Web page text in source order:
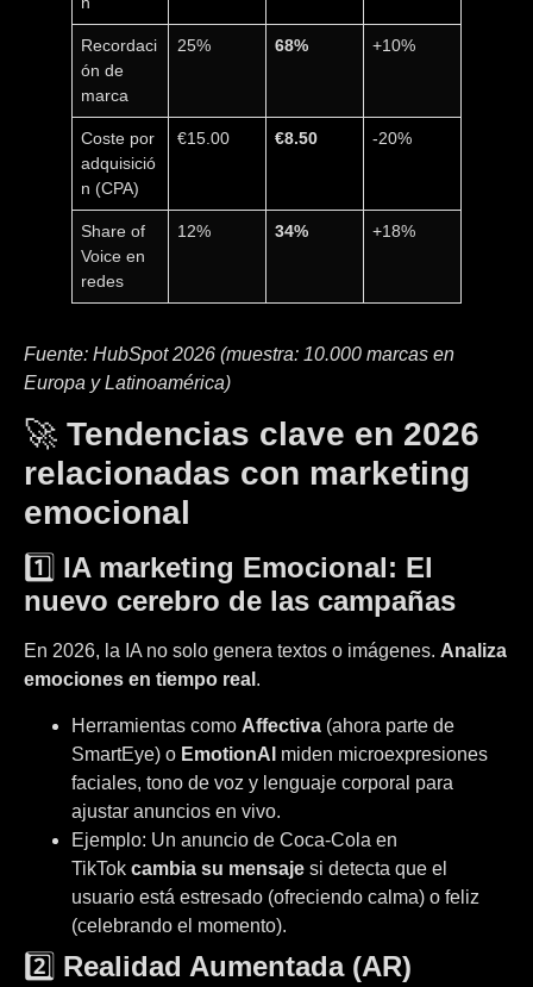
Recordaci
ón de
marca
25% 68% +10%
Coste por
adquisició
n (CPA)
€15.00 €8.50 -20%
Share of
Voice en
redes
12% 34% +18%
Fuente: HubSpot 2026 (muestra: 10.000 marcas en
Europa y Latinoamérica)
🚀 Tendencias clave en 2026
relacionadas con marketing
emocional
1️⃣ IA marketing Emocional: El
nuevo cerebro de las campañas
En 2026, la IA no solo genera textos o imágenes. Analiza
emociones en tiempo real .
Herramientas como Affectiva (ahora parte de
SmartEye) o EmotionAI miden microexpresiones
faciales, tono de voz y lenguaje corporal para
ajustar anuncios en vivo.
Ejemplo: Un anuncio de Coca-Cola en
TikTok cambia su mensaje si detecta que el
usuario está estresado (ofreciendo calma) o feliz
(celebrando el momento).
2️⃣ Realidad Aumentada (AR)